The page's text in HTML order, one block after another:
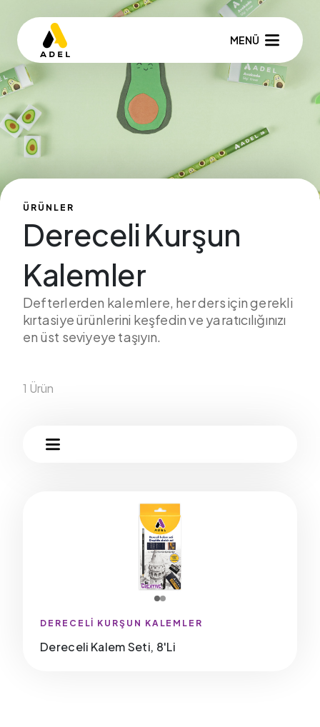
MENÜ
ÜRÜNLER
Dereceli Kurşun
Kalemler
Defterlerden kalemlere, her ders için gerekli
kırtasiye ürünlerini keşfedin ve yaratıcılığınızı
en üst seviyeye taşıyın.
1 Ürün
DERECELİ KURŞUN KALEMLER
Dereceli Kalem Seti, 8'Li